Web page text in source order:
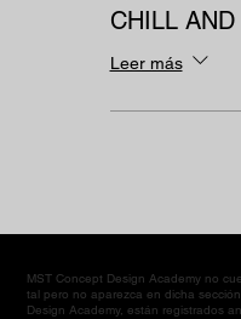
CHILL AND
Leer más
MST Concept Design Academy no
tal pero no aparezca en dicha
Design Academy, están registrados